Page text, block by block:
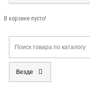
В корзине пусто!
Везде